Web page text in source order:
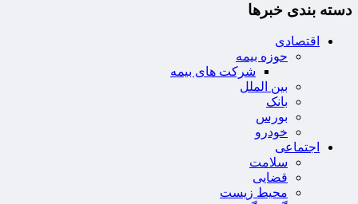
دسته بندی خبرها
اقتصادی
حوزه بیمه
شرکت های بیمه
بین الملل
بانک
بورس
خودرو
اجتماعی
سلامت
قضایی
محیط زیست